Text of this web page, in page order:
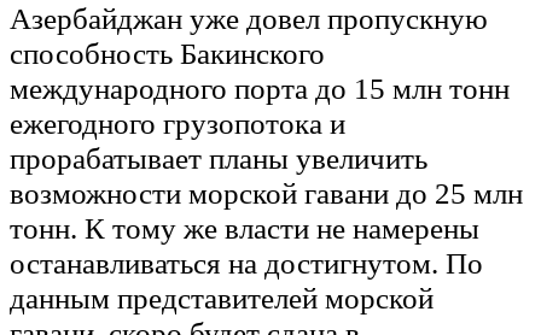
Азербайджан уже довел пропускную
способность Бакинского
международного порта до 15 млн тонн
ежегодного грузопотока и
прорабатывает планы увеличить
возможности морской гавани до 25 млн
тонн. К тому же власти не намерены
останавливаться на достигнутом. По
данным представителей морской